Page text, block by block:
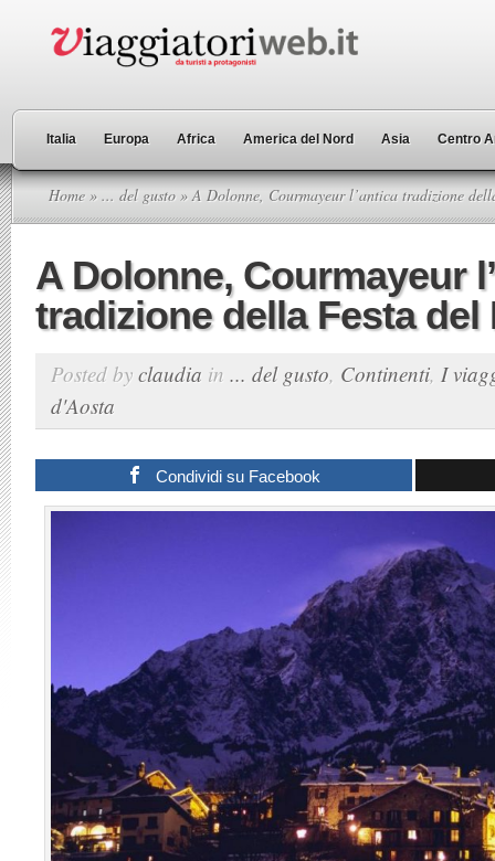
Italia Europa Africa America del Nord Asia Centro
Home » ... del gusto » A Dolonne, Courmayeur l’antica tradizione
A Dolonne, Courmayeur
tradizione della Festa del
Posted by claudia in ... del gusto, Continenti, I
d'Aosta
Condividi su Facebook